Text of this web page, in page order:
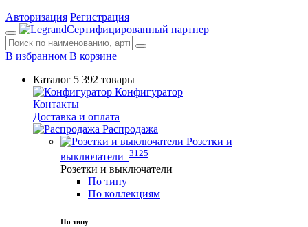
Авторизация Регистрация
Сертифицированный партнер
В избранном В корзине
Каталог 5 392 товары
Конфигуратор
Контакты
Доставка и оплата
Распродажа
Розетки и
выключатели 3125
Розетки и выключатели
По типу
По коллекциям
По типу